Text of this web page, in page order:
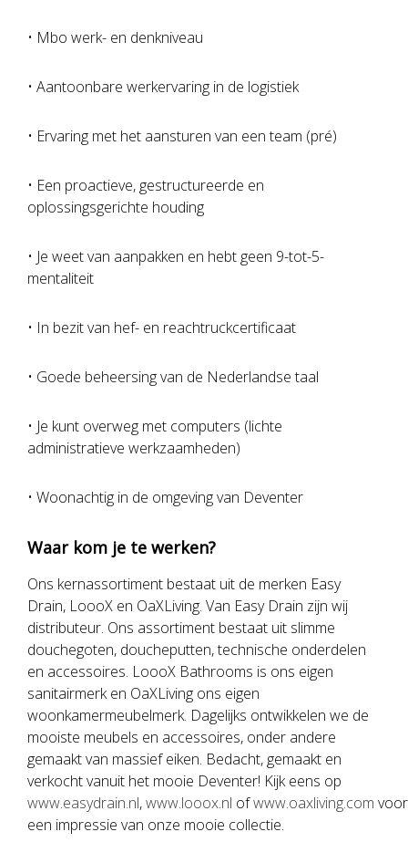
• Mbo werk- en denkniveau
• Aantoonbare werkervaring in de logistiek
• Ervaring met het aansturen van een team (pré)
• Een proactieve, gestructureerde en
oplossingsgerichte houding
• Je weet van aanpakken en hebt geen 9-tot-5-
mentaliteit
• In bezit van hef- en reachtruckcertificaat
• Goede beheersing van de Nederlandse taal
• Je kunt overweg met computers (lichte
administratieve werkzaamheden)
• Woonachtig in de omgeving van Deventer
Waar kom je te werken?
Ons kernassortiment bestaat uit de merken Easy
Drain, LoooX en OaXLiving. Van Easy Drain zijn wij
distributeur. Ons assortiment bestaat uit slimme
douchegoten, doucheputten, technische onderdelen
en accessoires. LoooX Bathrooms is ons eigen
sanitairmerk en OaXLiving ons eigen
woonkamermeubelmerk. Dagelijks ontwikkelen we de
mooiste meubels en accessoires, onder andere
gemaakt van massief eiken. Bedacht, gemaakt en
verkocht vanuit het mooie Deventer! Kijk eens op
www.easydrain.nl,www.looox.nl ofwww.oaxliving.com voor
een impressie van onze mooie collectie.